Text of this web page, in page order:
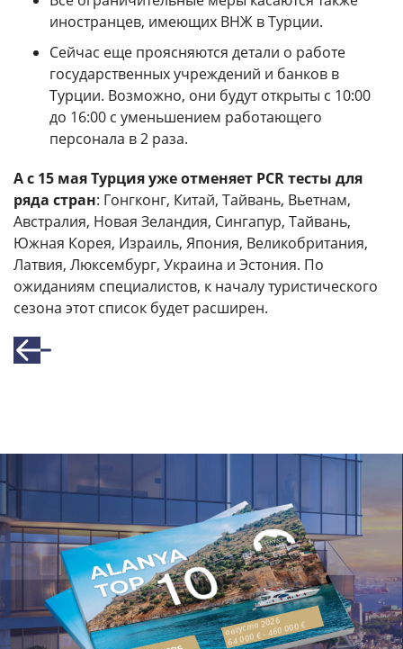
иностранцев, имеющих ВНЖ в Турции.
Сейчас еще проясняются детали о работе
государственных учреждений и банков в
Турции. Возможно, они будут открыты с 10:00
до 16:00 с уменьшением работающего
персонала в 2 раза.
А с 15 мая Турция уже отменяет PCR тесты для
ряда стран: Гонгконг, Китай, Тайвань, Вьетнам,
Австралия, Новая Зеландия, Сингапур, Тайвань,
Южная Корея, Израиль, Япония, Великобритания,
Латвия, Люксембург, Украина и Эстония. По
ожиданиям специалистов, к началу туристического
сезона этот список будет расширен.
августа 2026
64 000 € - 460 000 €